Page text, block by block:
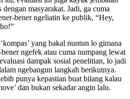
masyarakat. Jadi, ga cuma
bener ngeliatin ke publik, “Hey,
yang bakal nuntun lo gimana
ngefek atau cuma numpang lewat
dampak sosial penelitian, lo jadi
ngebangun langkah berikutnya.
punya kepastian buat bilang kalau
dan bukan sekadar angin lalu.